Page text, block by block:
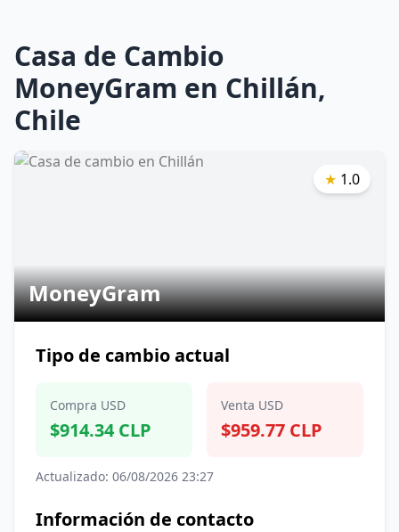
Casa de Cambio
MoneyGram en Chillán,
Chile
MoneyGram
★ 1.0
Tipo de cambio actual
Compra USD
$914.34 CLP
Venta USD
$959.77 CLP
Actualizado: 06/08/2026 23:27
Información de contacto